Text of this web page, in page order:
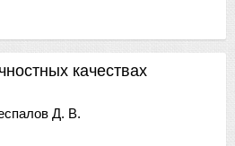
качествах
Д. В.